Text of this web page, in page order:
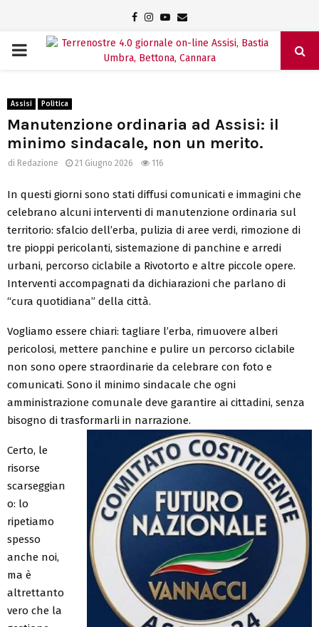
Facebook
Instagram
Youtube
Email
PRIMARY
Assisi Politica
Manutenzione ordinaria ad Assisi: il
minimo sindacale, non un merito.
di Redazione 21 Giugno 2026 116
In questi giorni sono stati diffusi comunicati e immagini che
celebrano alcuni interventi di manutenzione ordinaria sul
territorio: sfalcio dell’erba, pulizia di aree verdi, rimozione di
tre pioppi pericolanti, sistemazione di panchine e arredi
urbani, percorso ciclabile a Rivotorto e altre piccole opere.
Interventi accompagnati da dichiarazioni che parlano di
“cura quotidiana” della città.
Vogliamo essere chiari: tagliare l’erba, rimuovere alberi
pericolosi, mettere panchine e pulire un percorso ciclabile
non sono opere straordinarie da celebrare con foto e
comunicati. Sono il minimo sindacale che ogni
amministrazione comunale deve garantire ai cittadini, senza
bisogno di trasformarli in narrazione.
Certo, le
risorse
scarseggian
o: lo
ripetiamo
spesso
anche noi,
ma è
altrettanto
vero che la